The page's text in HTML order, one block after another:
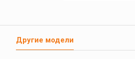
Другие модели